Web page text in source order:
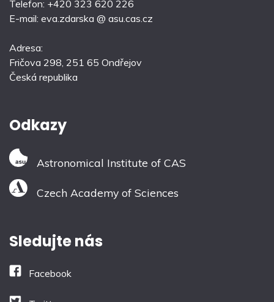
Telefon: +420 323 620 226
E-mail: eva.zdarska @ asu.cas.cz
Adresa:
Fričova 298, 251 65 Ondřejov
Česká republika
Odkazy
Astronomical Institute of CAS
Czech Academy of Sciences
Sledujte nás
Facebook